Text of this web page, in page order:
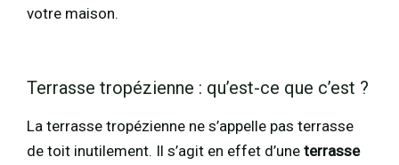
votre maison.
Terrasse tropézienne : qu’est-ce que c’est ?
La terrasse tropézienne ne s’appelle pas terrasse
de toit inutilement. Il s’agit en effet d’une terrasse